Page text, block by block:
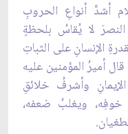
أشدَّ أنواعِ الحروبِ
النصرَ لا يُقاسُ بلحظةٍ
الإنسانِ على الثباتِ
أميرُ المؤمنين عليه
وأشرفُ خلائقِ
خوفِه، ويغلبُ ضعفه،